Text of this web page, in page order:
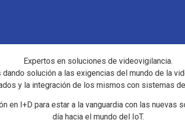
Expertos en soluciones de videovigilancia.
solución a las exigencias del mundo de la
y la integración de los mismos con sistemas
en I+D para estar a la vanguardia con las
día hacia el mundo del IoT.